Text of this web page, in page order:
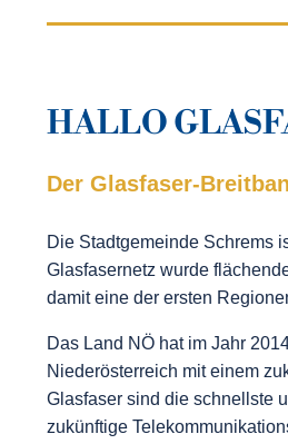
HALLO
Der Glasfaser-
Die Stadtgemeinde Schrems
Glasfasernetz wurde
damit eine der ersten
Das Land NÖ hat im Jahr
Niederösterreich mit einem
Glasfaser sind die schnellste
zukünftige